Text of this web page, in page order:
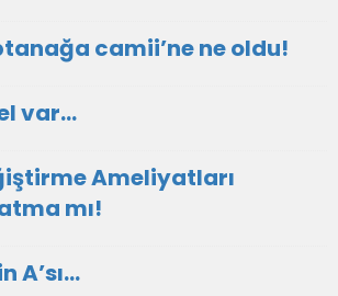
camii’ne ne oldu!
var…
Ameliyatları
mı!
A’sı…